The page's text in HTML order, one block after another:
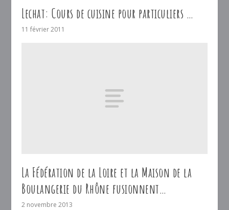
Lechat: Cours de cuisine pour particuliers …
11 février 2011
La Fédération de la Loire et la Maison de la
Boulangerie du Rhône fusionnent…
2 novembre 2013